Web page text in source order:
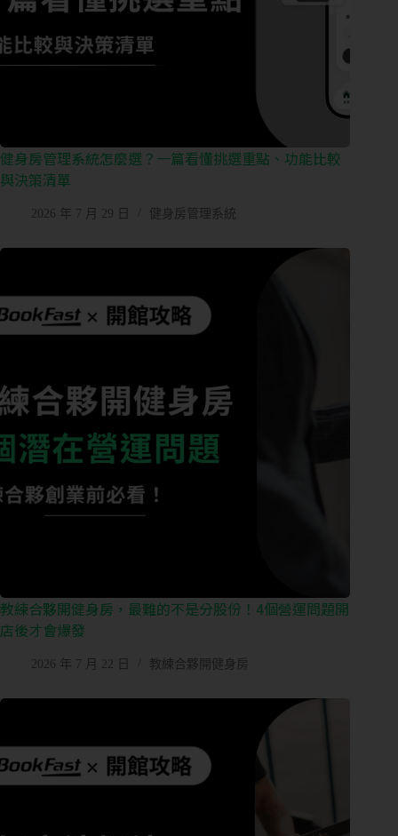
健身房管理系統怎麼選？一篇看懂挑選重點、功能比較
與決策清單
2026 年 7 月 29 日 健身房管理系統
教練合夥開健身房，最難的不是分股份！4個營運問題開
店後才會爆發
2026 年 7 月 22 日 教練合夥開健身房